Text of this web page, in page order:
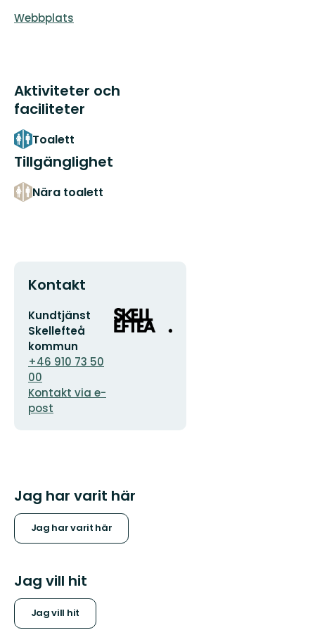
Webbplats
Aktiviteter och
faciliteter
Toalett
Tillgänglighet
Nära toalett
Kontakt
E-
postadress
Kundtjänst
Skellefteå
kommun
+46 910 73 50
00
Kontakt via e-
post
Organisationens
logotyp
Jag har varit här
Jag har varit här
Jag vill hit
Jag vill hit